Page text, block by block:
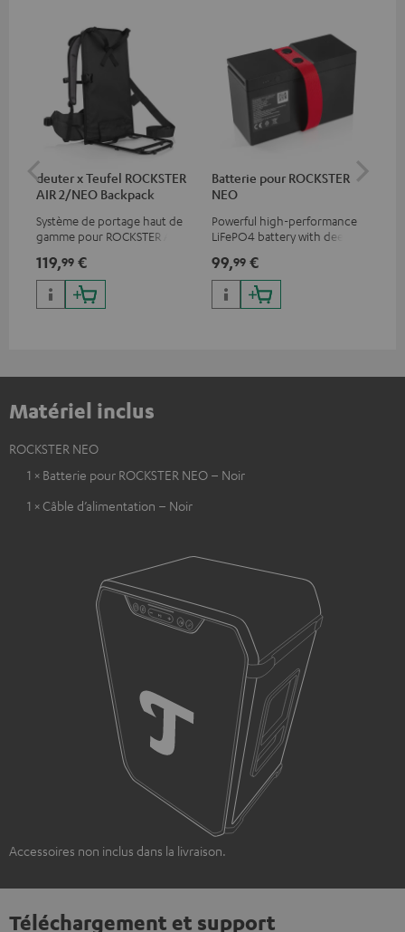
deuter x Teufel ROCKSTER
AIR 2/NEO Backpack
Système de portage haut de
gamme pour ROCKSTER AIR 2
l’expert en sacs à dos deuter
119,99 €
Batterie pour ROCKSTER
NEO
Powerful high-performance
LiFePO4 battery with deep
ROCKSTER NEO and Fender x
Teufel ROCKSTER NEO
99,99 €
Matériel inclus
ROCKSTER NEO
1 × Batterie pour ROCKSTER NEO – Noir
1 × Câble d’alimentation – Noir
Accessoires non inclus dans la livraison.
Téléchargement et support